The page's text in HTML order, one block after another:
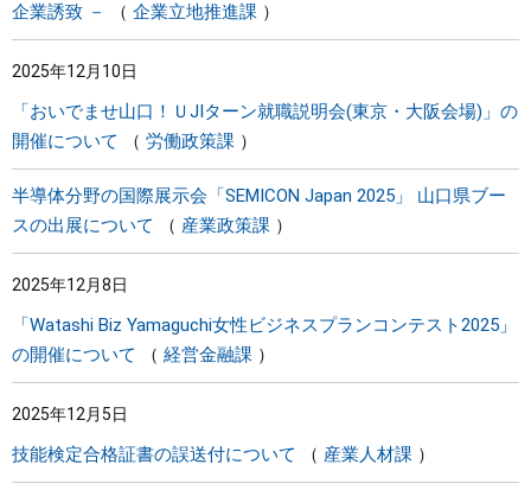
企業誘致 －
企業立地推進課
2025年12月10日
「おいでませ山口！ＵJIターン就職説明会(東京・大阪会場)」の
開催について
労働政策課
半導体分野の国際展示会「SEMICON Japan 2025」 山口県ブー
スの出展について
産業政策課
2025年12月8日
「Watashi Biz Yamaguchi女性ビジネスプランコンテスト2025」
の開催について
経営金融課
2025年12月5日
技能検定合格証書の誤送付について 産業人材課